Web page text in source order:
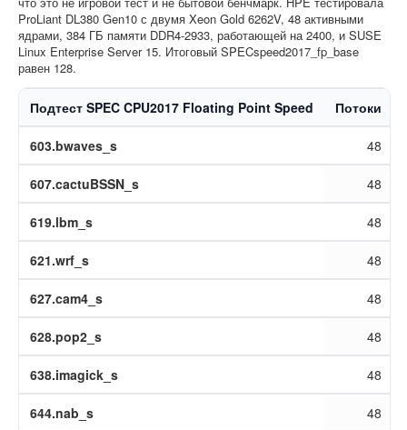
ProLiant DL380 Gen10 с двумя Xeon Gold 6262V, 48 активными
ядрами, 384 ГБ памяти DDR4-2933, работающей на 2400, и SUSE
Linux Enterprise Server 15. Итоговый SPECspeed2017_fp_base
равен 128.
Подтест SPEC CPU2017 Floating Point Speed Потоки
603.bwaves_s 48
607.cactuBSSN_s 48
619.lbm_s 48
621.wrf_s 48
627.cam4_s 48
628.pop2_s 48
638.imagick_s 48
644.nab_s 48